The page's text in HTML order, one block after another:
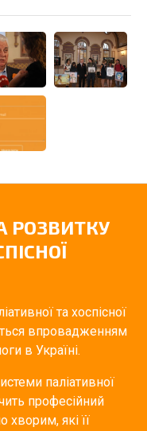
РОЗВИТКУ
та хоспісної
впровадженням
в Україні.
паліативної
професійний
хворим, які її